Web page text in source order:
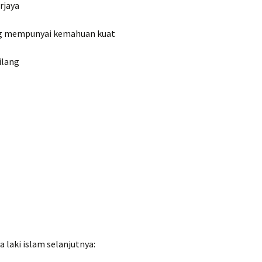
kemahuan kuat
laki islam selanjutnya: